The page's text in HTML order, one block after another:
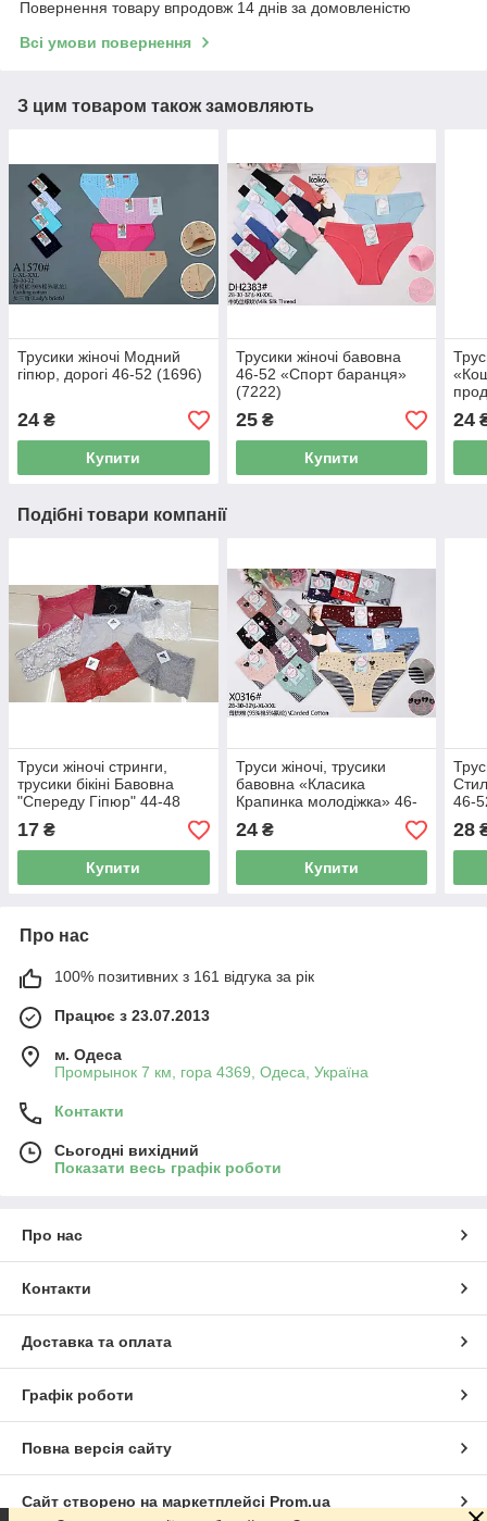
Повернення товару впродовж 14 днів за домовленістю
Всі умови повернення
З цим товаром також замовляють
Трусики жіночі Модний
гіпюр, дорогі 46-52 (1696)
24 ₴
Купити
Трусики жіночі бавовна
46-52 «Спорт баранця»
(7222)
25₴
Купити
24
Подібні товари компанії
Труси жіночі стринги,
трусики бікіні Бавовна
"Спереду Гіпюр" 44-48
17 ₴
Купити
Труси жіночі, трусики
бавовна «Класика
Крапинка молодіжка» 46-
24₴
Купити
46-
28
Про нас
100% позитивних з 161 відгука за рік
Працює з 23.07.2013
м. Одеса
Промрынок 7 км, гора 4369, Одеса, Україна
Контакти
Сьогодні вихідний
Показати весь графік роботи
Про нас
Контакти
Доставка та оплата
Графік роботи
Повна версія сайту
Сайт створено на маркетплейсі Prom.ua